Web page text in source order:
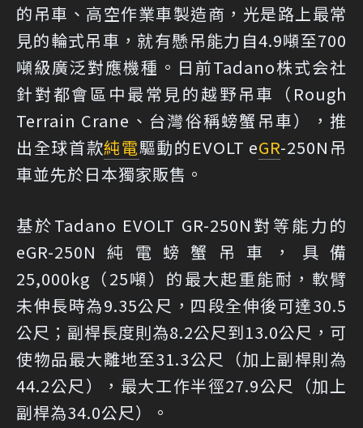
的吊車、高空作業車製造商，光是路上最常
見的輪式吊車，就有懸吊能力自4.9噸至700
噸級廣泛對應機種。日前Tadano株式会社
針對都會區中最常見的越野吊車（Rough
Terrain Crane、台灣俗稱螃蟹吊車），推
出全球首款純電驅動的EVOLT eGR-250N吊
車並先於日本獨家販售。
基於Tadano EVOLT GR-250N對等能力的
eGR-250N純電螃蟹吊車，具備
25,000kg（25噸）的最大起重能耐，軟臂
未伸長時為9.35公尺，四段全伸後可達30.5
公尺；副桿長度則為8.2公尺到13.0公尺，可
使物品最大離地至31.3公尺（加上副桿則為
44.2公尺），最大工作半徑27.9公尺（加上
副桿為34.0公尺）。